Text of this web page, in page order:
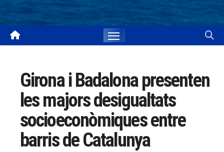
Girona i Badalona presenten
les majors desigualtats
socioeconòmiques entre
barris de Catalunya